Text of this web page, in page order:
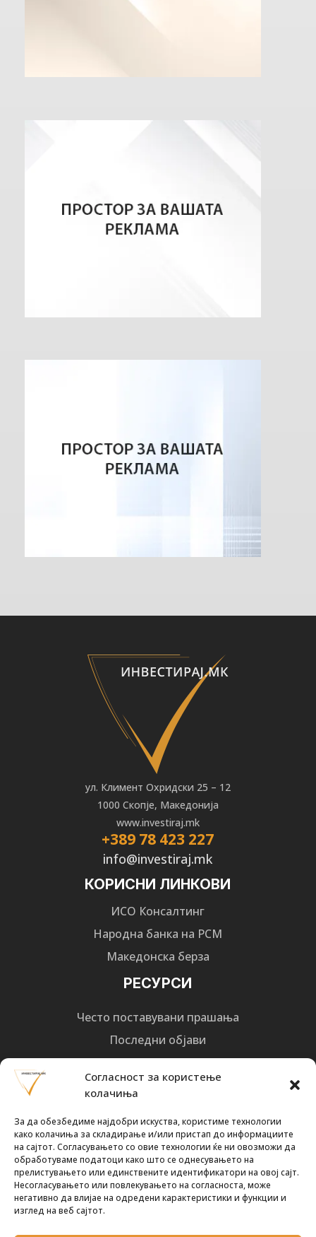
Согласност за користење
колачиња
За да обезбедиме најдобри искуства, користиме технологии
како колачиња за складирање и/или пристап до информациите
на сајтот. Согласувањето со овие технологии ќе ни овозможи да
обработуваме податоци како што се однесувањето на
прелистувањето или единствените идентификатори на овој сајт.
Несогласувањето или повлекувањето на согласноста, може
негативно да влијае на одредени карактеристики и функции и
изглед на веб сајтот.
ул. Климент Охридски 25 – 12
1000 Скопје, Македонија
www.investiraj.mk
+389 78 423 227
info@investiraj.mk
КОРИСНИ ЛИНКОВИ
ИСО Консалтинг
Народна банка на РСМ
Македонска берза
РЕСУРСИ
Често поставувани прашања
Последни објави
Најнови вести
Претплати се за новости